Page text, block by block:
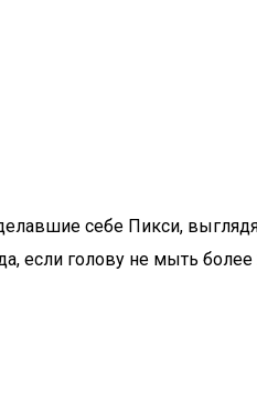
себе Пикси,
если голову не мыть